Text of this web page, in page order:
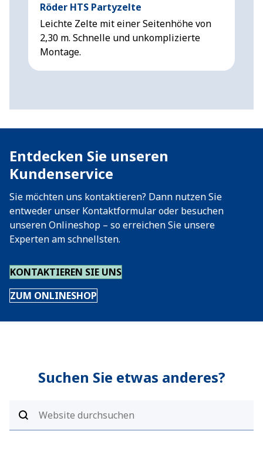
Röder HTS Partyzelte
Leichte Zelte mit einer Seitenhöhe von
2,30 m. Schnelle und unkomplizierte
Montage.
Entdecken Sie unseren
Kundenservice
Sie möchten uns kontaktieren? Dann nutzen Sie
entweder unser Kontaktformular oder besuchen
unseren Onlineshop – so erreichen Sie unsere
Experten am schnellsten.
KONTAKTIEREN SIE UNS
ZUM ONLINESHOP
Suchen Sie etwas anderes?